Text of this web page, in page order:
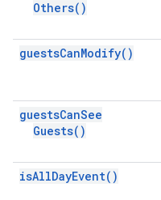
Others( )
guestsCanModify( )
guestsCanSee
Guests( )
isAllDayEvent( )